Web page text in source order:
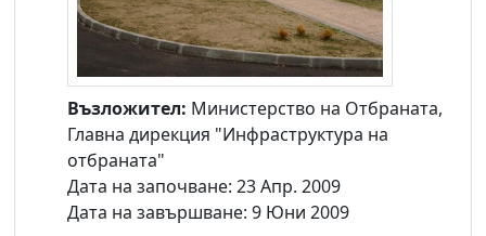
Възложител: Министерство на Отбраната,
Главна дирекция "Инфраструктура на
отбраната"
Дата на започване: 23 Апр. 2009
Дата на завършване: 9 Юни 2009